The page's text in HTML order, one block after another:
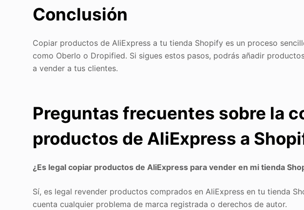
Conclusión
Copiar productos de AliExpress a tu tienda Shopify es un proceso
como Oberlo o Dropified. Si sigues estos pasos, podrás añadir
a vender a tus clientes.
Preguntas frecuentes sobre la
productos de AliExpress a
¿Es legal copiar productos de AliExpress para vender en mi tienda
Sí, es legal revender productos comprados en AliExpress en tu tienda
cuenta cualquier problema de marca registrada o derechos de autor.